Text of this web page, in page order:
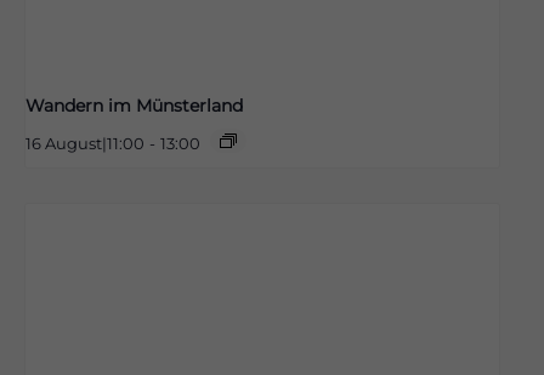
Wandern im Münsterland
16 August|11:00 - 13:00